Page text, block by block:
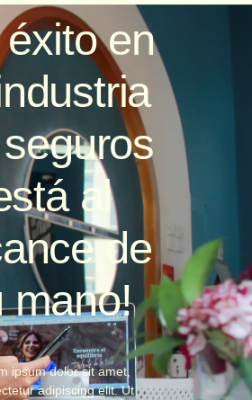
éxito en
al
de
mano!
ipsum dolor sit amet,
adipiscing elit. Ut